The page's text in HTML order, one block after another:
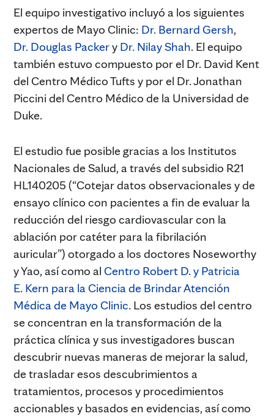
El equipo investigativo incluyó a los siguientes
expertos de Mayo Clinic: Dr. Bernard Gersh,
Dr. Douglas Packery Dr. Nilay Shah. El equipo
también estuvo compuesto por el Dr. David Kent
del Centro Médico Tufts y por el Dr. Jonathan
Piccini del Centro Médico de la Universidad de
Duke.
El estudio fue posible gracias a los Institutos
Nacionales de Salud, a través del subsidio R21
HL140205 (“Cotejar datos observacionales y de
ensayo clínico con pacientes a fin de evaluar la
reducción del riesgo cardiovascular con la
ablación por catéter para la fibrilación
auricular”) otorgado a los doctores Noseworthy
y Yao, así como al Centro Robert D. y Patricia
E. Kern para la Ciencia de Brindar Atención
Médica de Mayo Clinic. Los estudios del centro
se concentran en la transformación de la
práctica clínica y sus investigadores buscan
descubrir nuevas maneras de mejorar la salud,
de trasladar esos descubrimientos a
tratamientos, procesos y procedimientos
accionables y basados en evidencias, así como